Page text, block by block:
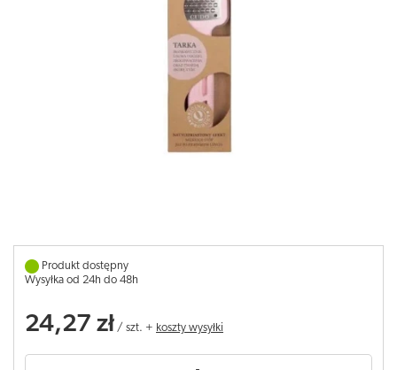
Produkt dostępny
Wysyłka od 24h do 48h
24,27 zł / szt. + koszty wysyłki